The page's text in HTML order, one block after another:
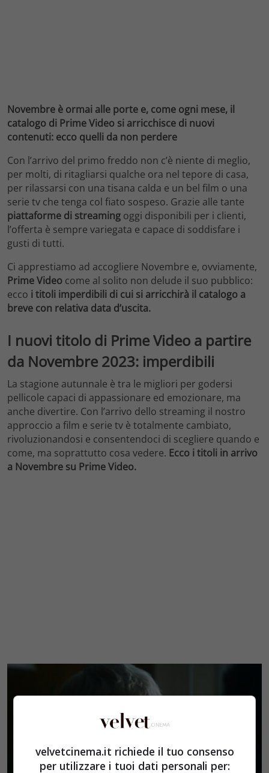
Novembre è ormai alle porte e, come ogni mese, il
catalogo di Prime Video si arricchisce di nuovi
contenuti: ecco quelli da non perdere
Con l’arrivo del primo freddo non c’è niente di meglio,
per molti, di ritagliarsi qualche ora nel tepore di casa,
per rilassarsi con una tisana calda e un bel film o una
serie tv che tenga col fiato sospeso. Grazie alle tante
piattaforme di streaming oggi disponibili per i clienti,
l’offerta è sempre variegata e capace di soddisfare i
gusti di tutti.
Ci apprestiamo ad accogliere Novembre e, ovviamente,
Prime Video come al solito non delude il suo pubblico:
ecco i titoli imperdibili di cui si arricchirà il catalogo a
breve con relativa data d’uscita.
I nuovi titolo di Prime Video a partire
da Novembre 2023: imperdibili
La stagione autunnale è tra le migliori per godersi
pellicole capaci di appassionare ed emozionare, ma
anche divertire. Con l’arrivo dello streaming il nostro
approccio a film e serie tv è totalmente cambiato,
rivoluzionandosi e consentendoci di scegliere quando e
come, ma soprattutto cosa vedere. Ecco i titoli in arrivo
a Novembre su Prime Video.
velvetcinema.it richiede il tuo consenso
per utilizzare i tuoi dati personali per: